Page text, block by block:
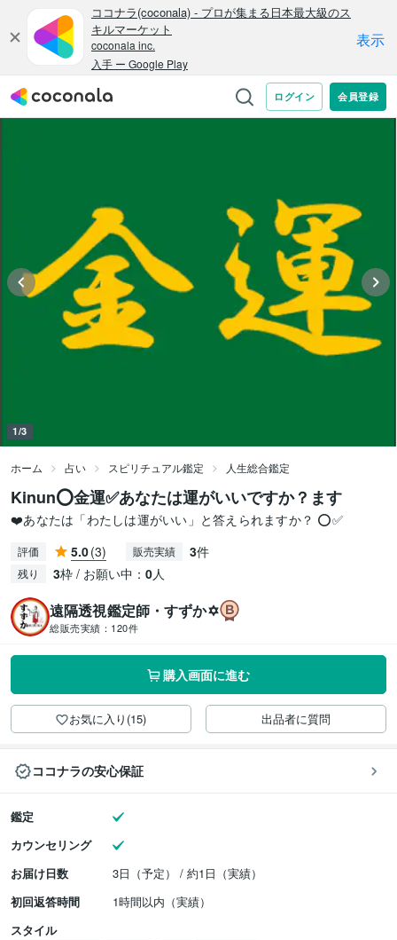
1/3
ホーム 占い スピリチュアル鑑定 人生総合鑑定
Kinun⭕金運✅あなたは運がいいですか？ます
❤️あなたは「わたしは運がいい」と答えられますか？ ⭕✅
評価 5.0(3) 販売実績 3件
残り 3枠 / お願い中： 0人
遠隔透視鑑定師・すずか✡
総販売実績： 120件
購入画面に進む
お気に入り(15) 出品者に質問
ココナラの安心保証
鑑定
カウンセリング
お届け日数
3日（予定） / 約1日（実績）
初回返答時間
1時間以内（実績）
スタイル